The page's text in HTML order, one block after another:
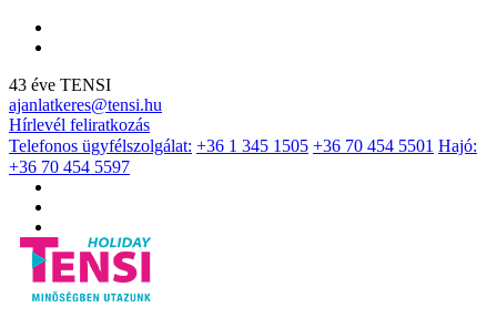
43 éve TENSI
ajanlatkeres@tensi.hu
Hírlevél feliratkozás
Telefonos ügyfélszolgálat: +36 1 345 1505 +36 70 454 5501 Hajó:
+36 70 454 5597